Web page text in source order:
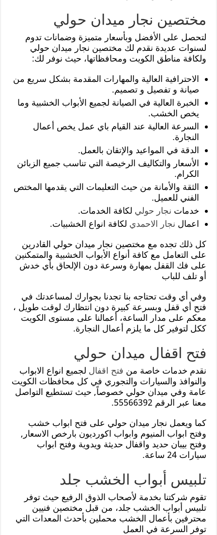
مختصين نجار ميدان حولي
لتحصل على الأفضل وبأسعار متميزة وضمانات تدوم
لسنوات عديدة نقدم لك مختصين نجار ميدان حولي
ولكافة مناطق الكويت ومحافظاتها، حيث نوفر لك:
الاحترافية العالية والمهارات المقدمة بشكل سريع من
صيانة و تفصيل و تصميم.
الخبرة العالية في الصيانة لجميع الأبواب الخشبية وما
يخص الخشب.
السرعة العالية عند القيام باي عمل يخص أعمال
النجارة.
الدقة في المواعيد والإتقان بالعمل.
الأسعار والتكاليف الرخيصة التي تناسب جميع الزبائن
الكرام.
الثقة والأمانة من حيث التعليمات التي يقدمها المختص
الفني للعميل.
خدمات نجار حولي لكافة الخدمات.
اعمال نجار الاحمدي لكافة انواع الخشبيات.
كل ذلك تجده مع مختصين نجار ميدان حولي القادرين
على التعامل مع كافة أنواع الأبواب الخشبية والمتمكنين
على فك القفل بمهارة وسرعة دون الإلحاق بأي خدش
أو تلف للباب
وفي أي وقت تحتاجه بنا تجدنا بجوارك لمساعدتك في
فتح أي قفل وبسرعة كبيرة دون انتظارك لوقت طويل ،
معكم على مدار الساعة، أعمالنا على مستوى الكويت
ككل لتوفير كل ما يلزم أعمال النجارة.
فتح اقفال ميدان حولي
نقدم خدمات خاصة من فتح اقفال لجميع انواع الابواب
والنوافذ والسيارات والتجوري في كل محافظات الكويت
عامة وفي ميدان حولي خصوصاً, حيث تستطيع التواصل
معنا عبر الرقم 55566392.
كما ويعمل نجار ميدان حولي على فتح ابواب خشب
وفتح ابواب المنيوم وابواب اكورديون بارخص الاسعار,
وفتح بيبان حديد واقفال حديثة ويدوية وفتح ابواب
سيارات 24 ساعة.
تلبيس أبواب الخشب جلد
تقوم شركتنا بخدمة لأصحاب الذوق الرفيع حيث توفر
تلبيس أبواب الخشب جلد، من قبل مختصين فنيين
محترفين بأعمال الخشب محملين بأحدث المعدات التي
توفر السرعة في العمل